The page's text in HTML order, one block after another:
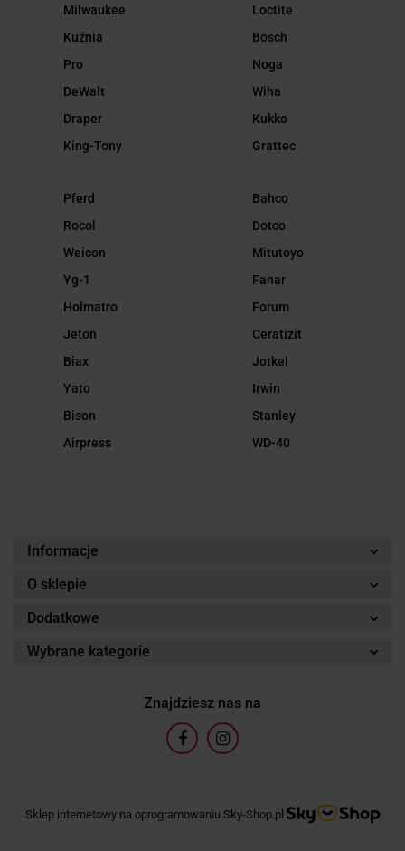
Milwaukee
Kuźnia
Pro
DeWalt
Draper
King-Tony
Loctite
Bosch
Noga
Wiha
Kukko
Grattec
Pferd
Rocol
Weicon
Yg-1
Holmatro
Jeton
Biax
Yato
Bison
Airpress
Bahco
Dotco
Mitutoyo
Fanar
Forum
Ceratizit
Jotkel
Irwin
Stanley
WD-40
Informacje
O sklepie
Dodatkowe
Wybrane kategorie
Znajdziesz nas na
Sklep internetowy na oprogramowaniu Sky-Shop.pl